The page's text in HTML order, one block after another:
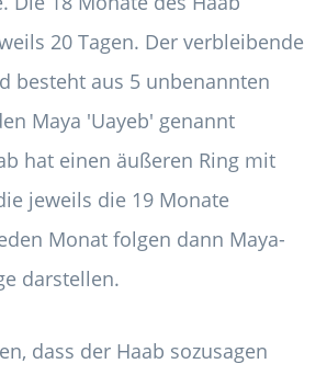
20 Tagen. Der verbleibende
besteht aus 5 unbenannten
Maya 'Uayeb' genannt
hat einen äußeren Ring mit
jeweils die 19 Monate
Monat folgen dann Maya-
darstellen.
dass der Haab sozusagen